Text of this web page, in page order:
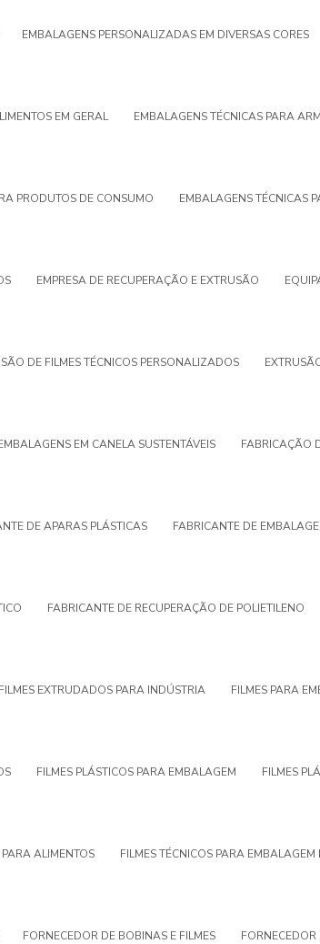
EMBALAGENS PERSONALIZADAS EM DIVERSAS CORES
EM GERAL EMBALAGENS TÉCNICAS PARA
PRODUTOS DE CONSUMO EMBALAGENS TÉCNICAS
EMPRESA DE RECUPERAÇÃO E EXTRUSÃO
DE FILMES TÉCNICOS PERSONALIZADOS
EM CANELA SUSTENTÁVEIS FABRICAÇÃO
DE APARAS PLÁSTICAS FABRICANTE DE
FABRICANTE DE RECUPERAÇÃO DE POLIETILENO
FILMES EXTRUDADOS PARA INDÚSTRIA FILMES PARA
FILMES PLÁSTICOS PARA EMBALAGEM FILMES
PARA ALIMENTOS FILMES TÉCNICOS PARA EMBALAGEM
FORNECEDOR DE BOBINAS E FILMES FORNECEDOR